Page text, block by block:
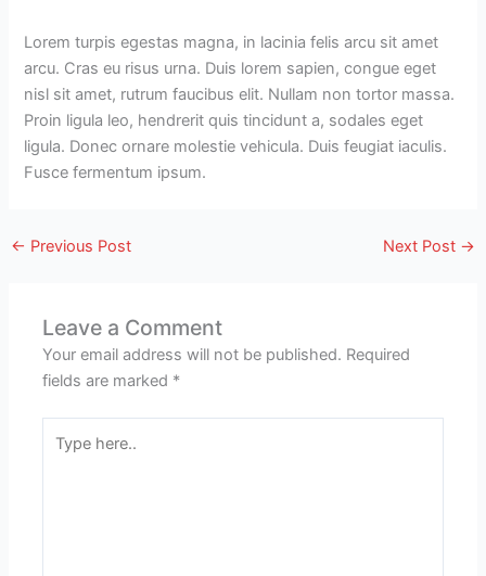
Lorem turpis egestas magna, in lacinia felis arcu sit amet
arcu. Cras eu risus urna. Duis lorem sapien, congue eget
nisl sit amet, rutrum faucibus elit. Nullam non tortor massa.
Proin ligula leo, hendrerit quis tincidunt a, sodales eget
ligula. Donec ornare molestie vehicula. Duis feugiat iaculis.
Fusce fermentum ipsum.
← Previous Post Next Post →
Leave a Comment
Your email address will not be published. Required
fields are marked *
here..